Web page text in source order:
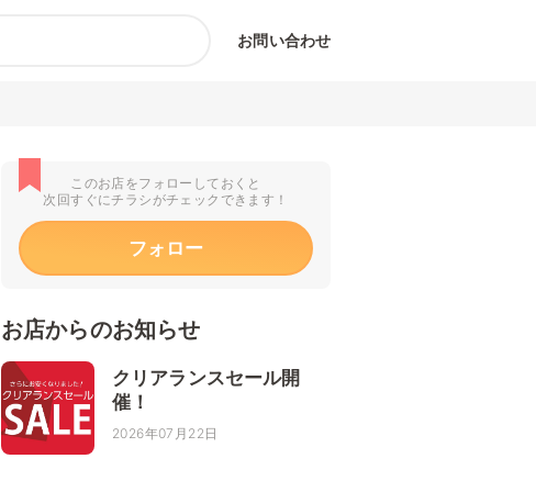
お問い合わせ
このお店をフォローしておくと
次回すぐにチラシがチェックできます！
フォロー
お店からのお知らせ
クリアランスセール開
催！
2026年07月22日